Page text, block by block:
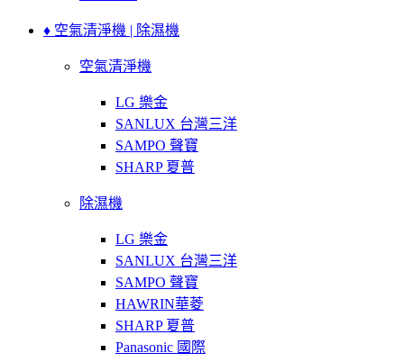
♦ 空氣清淨機 | 除濕機
空氣清淨機
LG 樂金
SANLUX 台灣三洋
SAMPO 聲寶
SHARP 夏普
除濕機
LG 樂金
SANLUX 台灣三洋
SAMPO 聲寶
HAWRIN華菱
SHARP 夏普
Panasonic 國際